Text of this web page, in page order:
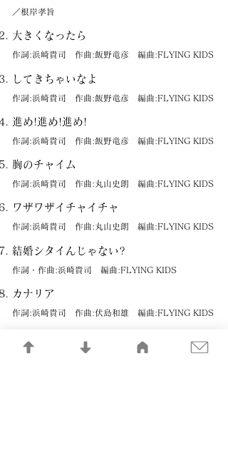
／根岸孝旨
大きくなったら
作詞:浜崎貴司 作曲:飯野竜彦 編曲:FLYING KIDS
してきちゃいなよ
作詞:浜崎貴司 作曲:飯野竜彦 編曲:FLYING KIDS
進め!進め!進め!
作詞:浜崎貴司 作曲:飯野竜彦 編曲:FLYING KIDS
胸のチャイム
作詞:浜崎貴司 作曲:丸山史朗 編曲:FLYING KIDS
ワザワザイチャイチャ
作詞:浜崎貴司 作曲:丸山史朗 編曲:FLYING KIDS
結婚シタイんじゃない?
作詞・作曲:浜崎貴司 編曲:FLYING KIDS
カナリア
作詞:浜崎貴司 作曲:伏島和雄 編曲:FLYING KIDS
作詞・作曲:浜崎貴司 編曲:FLYING KIDS／中村哲